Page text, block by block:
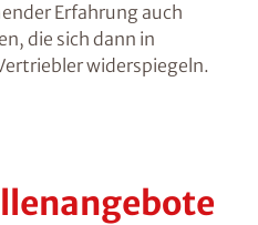
Erfahrung auch
die sich dann in
widerspiegeln.